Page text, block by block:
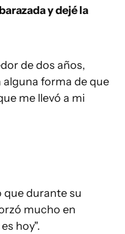
y dejé la
de dos años,
forma de que
me llevó a mi
que durante su
mucho en
hoy".